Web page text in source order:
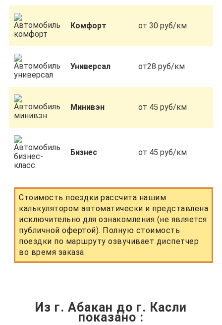
Комфорт от 30 руб/км
Универсал от28 руб/км
Минивэн от 45 руб/км
Бизнес от 45 руб/км
Стоимость поездки рассчита нашим
калькулятором автоматически и представлена
исключительно для ознакомления (не является
публичной офертой). Полную стоимость
поездки по маршруту озвучивает диспетчер
во время заказа.
Из г. Абакан до г. Касли
показано :